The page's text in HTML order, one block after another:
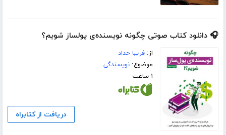
🎧 دانلود کتاب صوتی چگونه نویسنده‌ی پولساز شویم؟
از:فریبا حداد
موضوع:نویسندگی
۱ ساعت
دریافت از کتابراه